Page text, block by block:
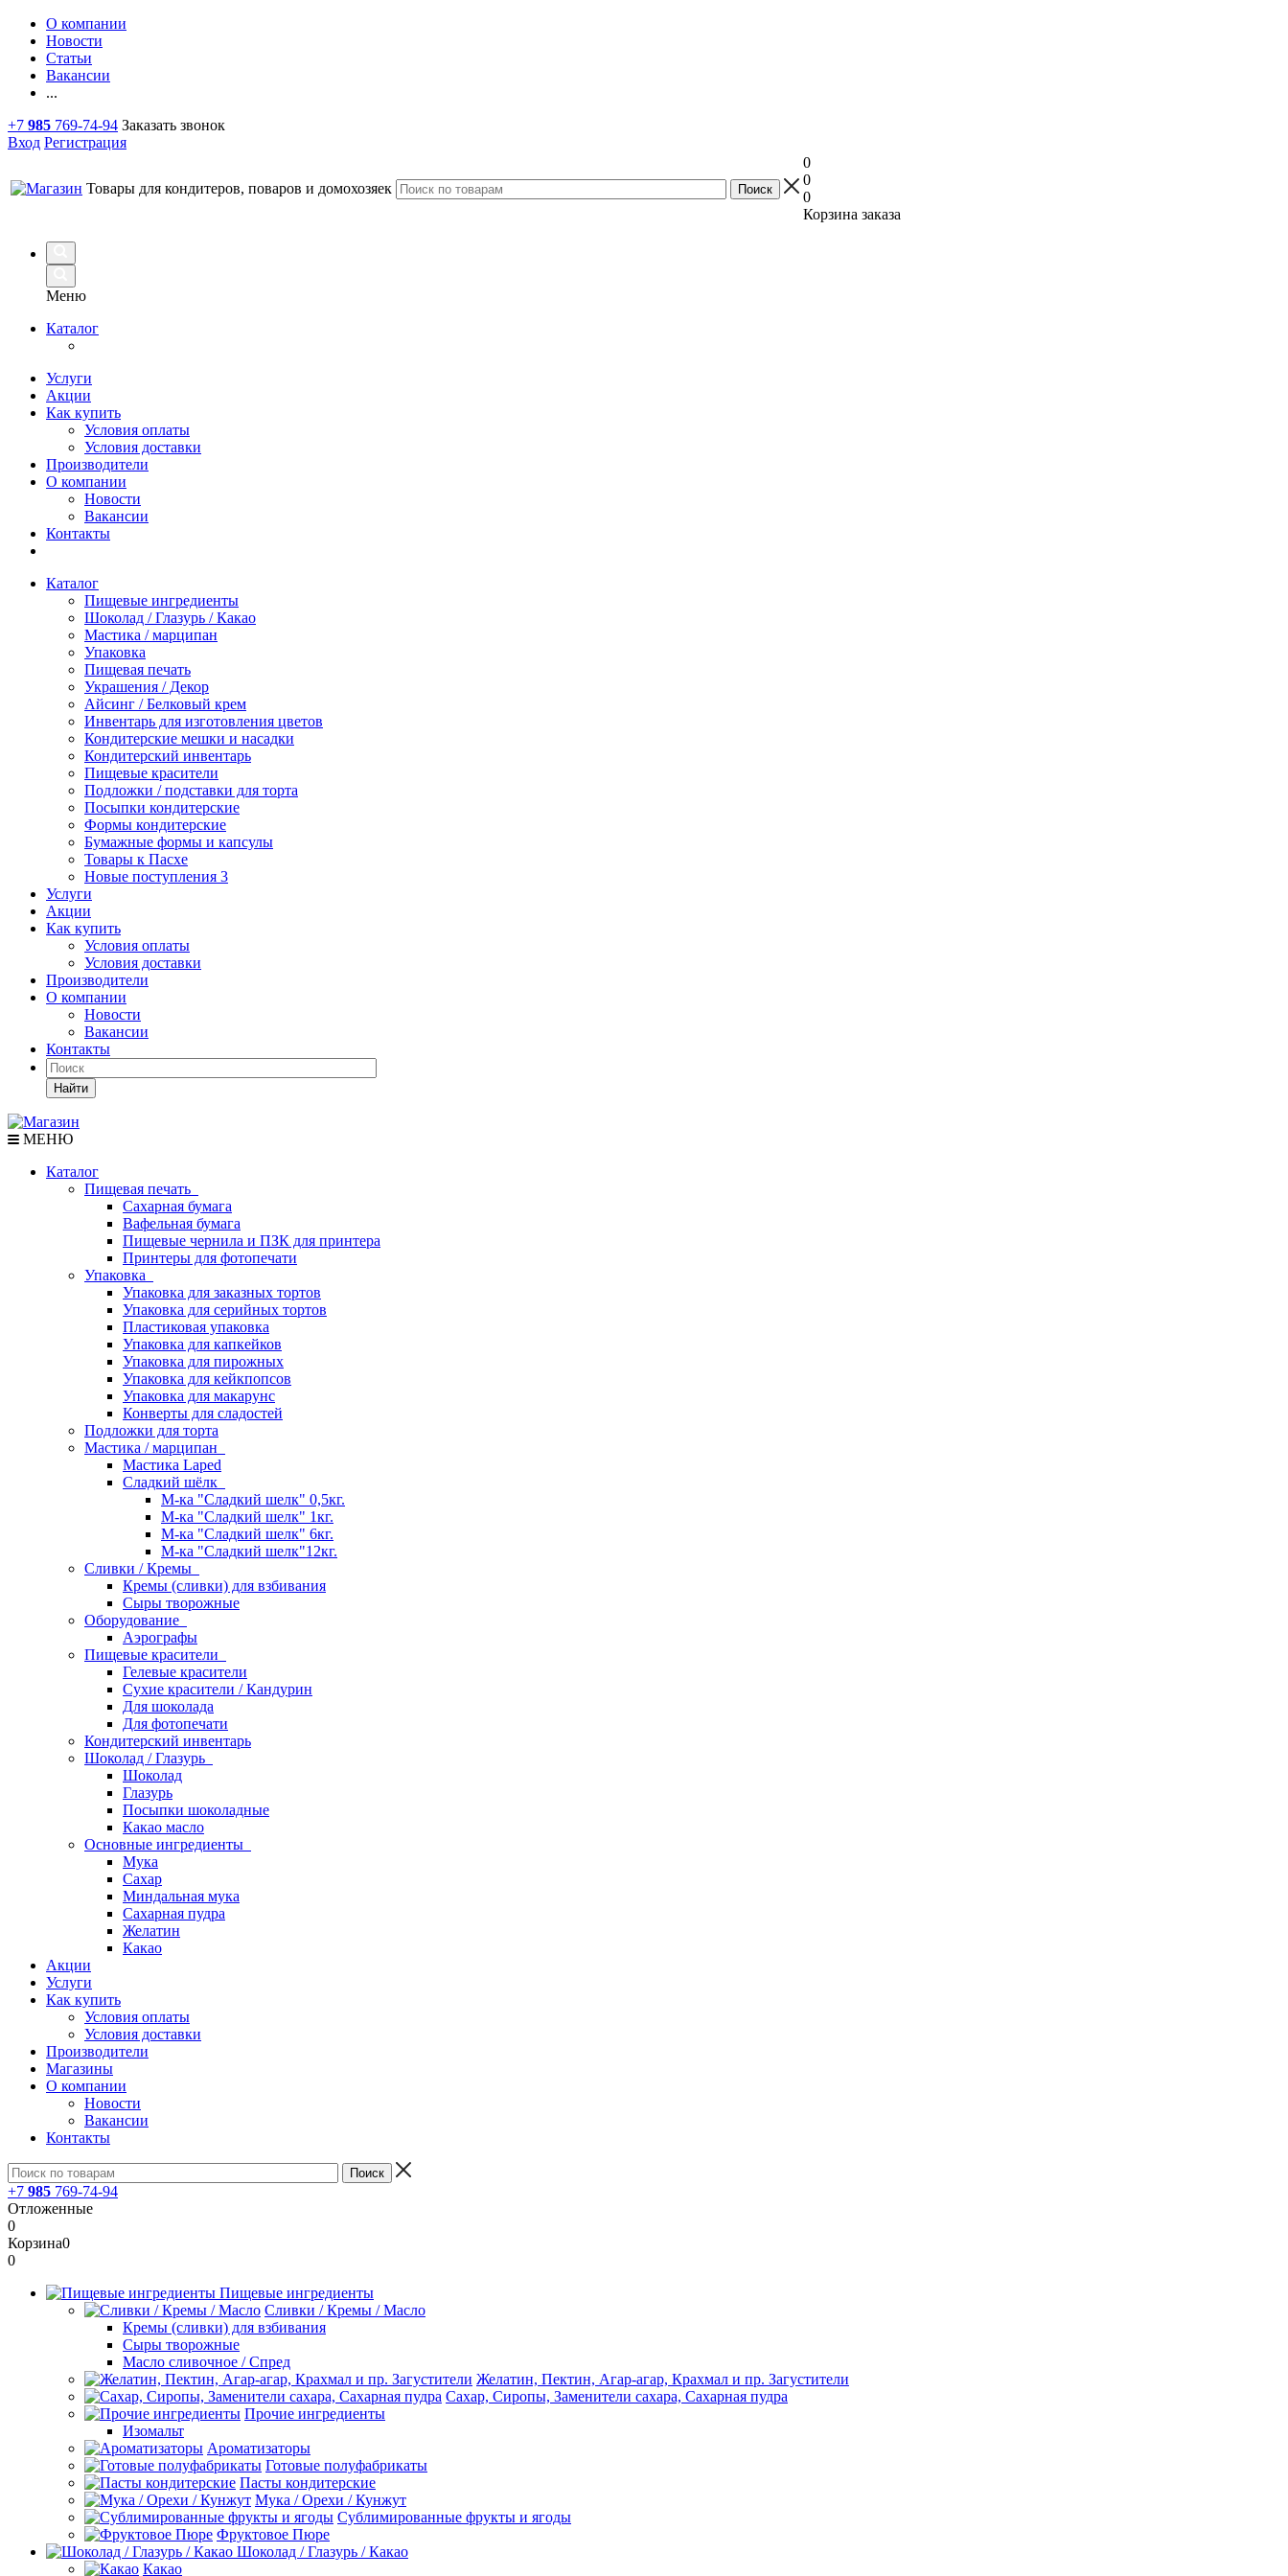
О компании
Новости
Статьи
Вакансии
...
+7 985 769-74-94 Заказать звонок
Вход Регистрация
Товары для кондитеров, поваров и домохозяек
0
0
0
Корзина заказа
Меню
Каталог
Услуги
Акции
Как купить
Условия оплаты
Условия доставки
Производители
О компании
Новости
Вакансии
Контакты
Каталог
Пищевые ингредиенты
Шоколад / Глазурь / Какао
Мастика / марципан
Упаковка
Пищевая печать
Украшения / Декор
Айсинг / Белковый крем
Инвентарь для изготовления цветов
Кондитерские мешки и насадки
Кондитерский инвентарь
Пищевые красители
Подложки / подставки для торта
Посыпки кондитерские
Формы кондитерские
Бумажные формы и капсулы
Товары к Пасхе
Новые поступления 3
Услуги
Акции
Как купить
Условия оплаты
Условия доставки
Производители
О компании
Новости
Вакансии
Контакты
Найти
МЕНЮ
Каталог
Пищевая печать
Сахарная бумага
Вафельная бумага
Пищевые чернила и ПЗК для принтера
Принтеры для фотопечати
Упаковка
Упаковка для заказных тортов
Упаковка для серийных тортов
Пластиковая упаковка
Упаковка для капкейков
Упаковка для пирожных
Упаковка для кейкпопсов
Упаковка для макарунс
Конверты для сладостей
Подложки для торта
Мастика / марципан
Мастика Laped
Сладкий шёлк
М-ка "Сладкий шелк" 0,5кг.
М-ка "Сладкий шелк" 1кг.
М-ка "Сладкий шелк" 6кг.
М-ка "Сладкий шелк"12кг.
Сливки / Кремы
Кремы (сливки) для взбивания
Сыры творожные
Оборудование
Аэрографы
Пищевые красители
Гелевые красители
Сухие красители / Кандурин
Для шоколада
Для фотопечати
Кондитерский инвентарь
Шоколад / Глазурь
Шоколад
Глазурь
Посыпки шоколадные
Какао масло
Основные ингредиенты
Мука
Сахар
Миндальная мука
Сахарная пудра
Желатин
Какао
Акции
Услуги
Как купить
Условия оплаты
Условия доставки
Производители
Магазины
О компании
Новости
Вакансии
Контакты
+7 985 769-74-94
Отложенные
0
Корзина0
0
Пищевые ингредиенты
Сливки / Кремы / Масло
Кремы (сливки) для взбивания
Сыры творожные
Масло сливочное / Спред
Желатин, Пектин, Агар-агар, Крахмал и пр. Загустители
Сахар, Сиропы, Заменители сахара, Сахарная пудра
Прочие ингредиенты
Изомальт
Ароматизаторы
Готовые полуфабрикаты
Пасты кондитерские
Мука / Орехи / Кунжут
Сублимированные фрукты и ягоды
Фруктовое Пюре
Шоколад / Глазурь / Какао
Какао